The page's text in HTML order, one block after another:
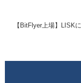
【BitFlyer上場】LISK